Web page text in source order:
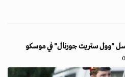
"وول ستريت جورنال" في موسكو